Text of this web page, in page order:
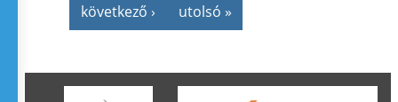
következő ›
utolsó »